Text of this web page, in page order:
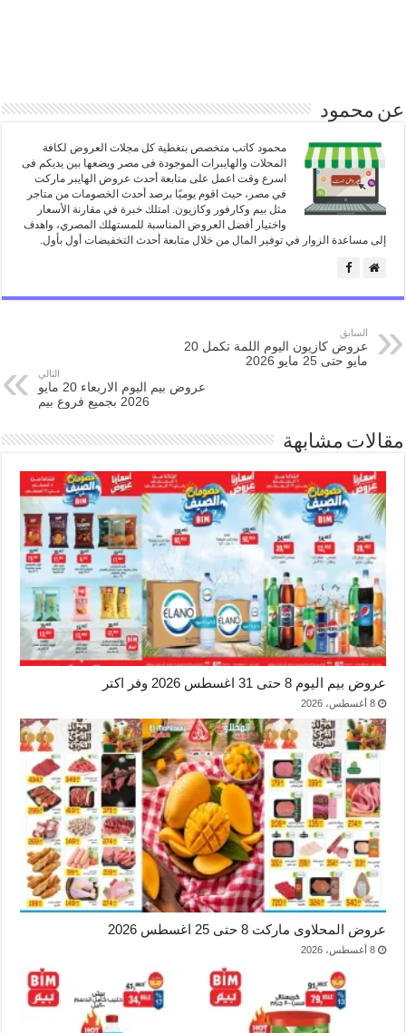
عن محمود
محمود كاتب متخصص بتغطية كل مجلات العروض لكافة
المحلات والهايبرات الموجودة فى مصر ويضعها بين يديكم فى
اسرع وقت اعمل على متابعة أحدث عروض الهايبر ماركت
في مصر، حيث اقوم يوميًا برصد أحدث الخصومات من متاجر
مثل بيم وكارفور وكازيون. امتلك خبرة في مقارنة الأسعار
واختيار أفضل العروض المناسبة للمستهلك المصري، واهدف
إلى مساعدة الزوار في توفير المال من خلال متابعة أحدث التخفيضات أول بأول.
السابق
عروض كازيون اليوم اللمة تكمل 20
مايو حتى 25 مايو 2026
التالي
عروض بيم اليوم الاربعاء 20 مايو
2026 بجميع فروع بيم
مقالات مشابهة
عروض بيم اليوم 8 حتى 31 اغسطس 2026 وفر اكتر
8 أغسطس، 2026
عروض المحلاوى ماركت 8 حتى 25 اغسطس 2026
8 أغسطس، 2026